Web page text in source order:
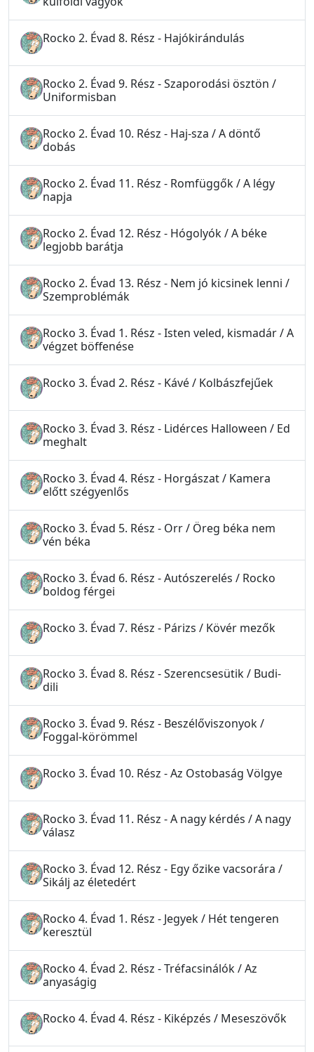
Rocko 2. Évad 8. Rész - Hajókirándulás
Rocko 2. Évad 9. Rész - Szaporodási ösztön /
Uniformisban
Rocko 2. Évad 10. Rész - Haj-sza / A döntő
dobás
Rocko 2. Évad 11. Rész - Romfüggők / A légy
napja
Rocko 2. Évad 12. Rész - Hógolyók / A béke
legjobb barátja
Rocko 2. Évad 13. Rész - Nem jó kicsinek lenni /
Szemproblémák
Rocko 3. Évad 1. Rész - Isten veled, kismadár / A
végzet böffenése
Rocko 3. Évad 2. Rész - Kávé / Kolbászfejűek
Rocko 3. Évad 3. Rész - Lidérces Halloween / Ed
meghalt
Rocko 3. Évad 4. Rész - Horgászat / Kamera
előtt szégyenlős
Rocko 3. Évad 5. Rész - Orr / Öreg béka nem
vén béka
Rocko 3. Évad 6. Rész - Autószerelés / Rocko
boldog férgei
Rocko 3. Évad 7. Rész - Párizs / Kövér mezők
Rocko 3. Évad 8. Rész - Szerencsesütik / Budi-
dili
Rocko 3. Évad 9. Rész - Beszélőviszonyok /
Foggal-körömmel
Rocko 3. Évad 10. Rész - Az Ostobaság Völgye
Rocko 3. Évad 11. Rész - A nagy kérdés / A nagy
válasz
Rocko 3. Évad 12. Rész - Egy őzike vacsorára /
Sikálj az életedért
Rocko 4. Évad 1. Rész - Jegyek / Hét tengeren
keresztül
Rocko 4. Évad 2. Rész - Tréfacsinálók / Az
anyaságig
Rocko 4. Évad 4. Rész - Kiképzés / Meseszövők